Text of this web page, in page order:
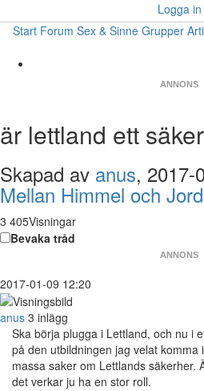
Logga in
Start Forum Sex & Sinne Grupper
ANNONS
är lettland ett
Skapad av anus, 2017-
Mellan Himmel och Jord
3 405Visningar
Bevaka tråd
ANNONS
2017-01-09 12:20
anus 3 inlägg
Ska börja plugga i Lettland, och nu i
på den utbildningen jag velat
massa saker om Lettlands säkerher.
det verkar ju ha en stor roll.